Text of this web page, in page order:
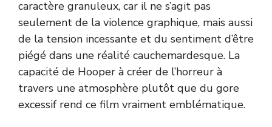
caractère granuleux, car il ne s’agit pas
seulement de la violence graphique, mais aussi
de la tension incessante et du sentiment d’être
piégé dans une réalité cauchemardesque. La
capacité de Hooper à créer de l’horreur à
travers une atmosphère plutôt que du gore
excessif rend ce film vraiment emblématique.